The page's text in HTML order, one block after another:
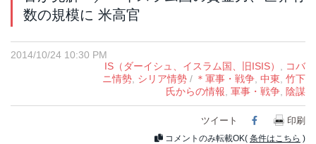
数の規模に 米高官
2014/10/24 10:30 PM
IS（ダーイシュ、イスラム国、旧ISIS）
コバ
ニ情勢 シリア情勢 / ＊軍事・戦争 中東 竹下
氏からの情報 軍事・戦争 陰謀
ツイート Facebook
印刷
コメントのみ転載OK( 条件はこちら )